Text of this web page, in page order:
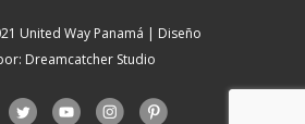
United Way Panamá | Diseño
Dreamcatcher Studio